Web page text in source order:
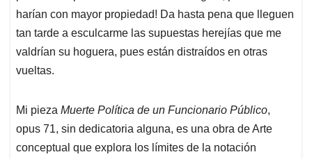
harían con mayor propiedad! Da hasta pena que lleguen
tan tarde a esculcarme las supuestas herejías que me
valdrían su hoguera, pues están distraídos en otras
vueltas.
Mi pieza Muerte Política de un Funcionario Público,
opus 71, sin dedicatoria alguna, es una obra de Arte
conceptual que explora los límites de la notación